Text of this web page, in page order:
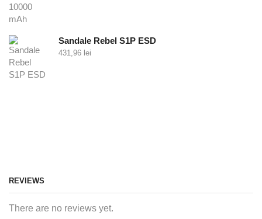
Sandale Rebel S1P ESD
431,96 lei
REVIEWS
There are no reviews yet.